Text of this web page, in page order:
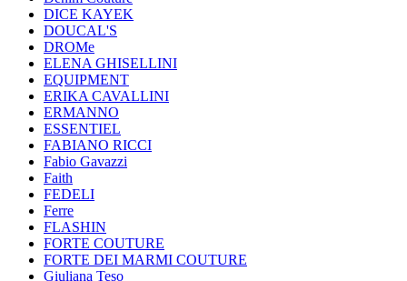
DICE KAYEK
DOUCAL'S
DROMe
ELENA GHISELLINI
EQUIPMENT
ERIKA CAVALLINI
ERMANNO
ESSENTIEL
FABIANO RICCI
Fabio Gavazzi
Faith
FEDELI
Ferre
FLASHIN
FORTE COUTURE
FORTE DEI MARMI COUTURE
Giuliana Teso